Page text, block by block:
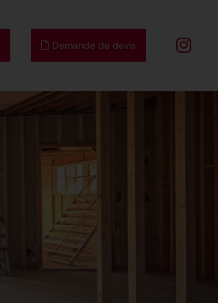
Demande de devis